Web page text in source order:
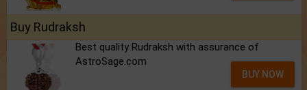
Buy Rudraksh
Best quality Rudraksh with assurance of
AstroSage.com
BUY NOW